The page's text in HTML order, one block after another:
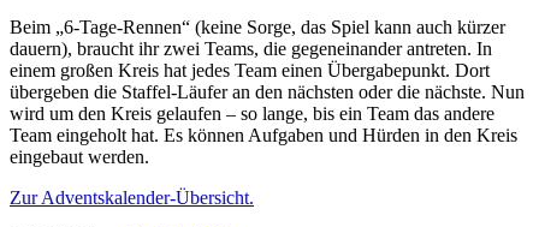
Beim „6-Tage-Rennen“ (keine Sorge, das Spiel kann auch kürzer
dauern), braucht ihr zwei Teams, die gegeneinander antreten. In
einem großen Kreis hat jedes Team einen Übergabepunkt. Dort
übergeben die Staffel-Läufer an den nächsten oder die nächste. Nun
wird um den Kreis gelaufen – so lange, bis ein Team das andere
Team eingeholt hat. Es können Aufgaben und Hürden in den Kreis
eingebaut werden.
Zur Adventskalender-Übersicht.